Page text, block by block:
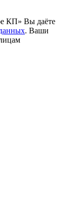
КП» Вы даёте
. Ваши